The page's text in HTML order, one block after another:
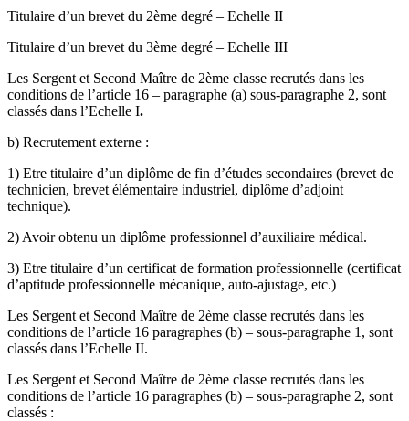
Titulaire d’un brevet du 2ème degré – Echelle II
Titulaire d’un brevet du 3ème degré – Echelle III
Les Sergent et Second Maître de 2ème classe recrutés dans les
conditions de l’article 16 – paragraphe (a) sous-paragraphe 2, sont
classés dans l’Echelle I.
b) Recrutement externe :
1) Etre titulaire d’un diplôme de fin d’études secondaires (brevet de
technicien, brevet élémentaire industriel, diplôme d’adjoint
technique).
2) Avoir obtenu un diplôme professionnel d’auxiliaire médical.
3) Etre titulaire d’un certificat de formation professionnelle (certificat
d’aptitude professionnelle mécanique, auto-ajustage, etc.)
Les Sergent et Second Maître de 2ème classe recrutés dans les
conditions de l’article 16 paragraphes (b) – sous-paragraphe 1, sont
classés dans l’Echelle II.
Les Sergent et Second Maître de 2ème classe recrutés dans les
conditions de l’article 16 paragraphes (b) – sous-paragraphe 2, sont
classés :